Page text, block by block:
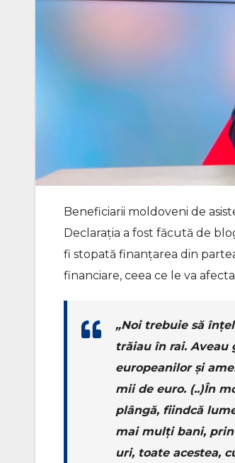
Beneficiarii moldoveni de
Declarația a fost făcută de
fi stopată finanțarea din
financiare, ceea ce le va
„Noi trebuie să
trăiau în rai. Aveau
europeanilor și
mii de euro. (..)În
plângă, fiindcă
mai mulți bani, prin
uri, toate acestea,